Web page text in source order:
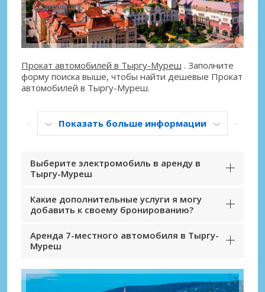
Прокат автомобилей в Тыргу-Муреш . Заполните
форму поиска выше, чтобы найти дешевые Прокат
автомобилей в Тыргу-Муреш.
Показать больше информации
Выберите электромобиль в аренду в
Тыргу-Муреш
Какие дополнительные услуги я могу
добавить к своему бронированию?
Аренда 7-местного автомобиля в Тыргу-
Муреш